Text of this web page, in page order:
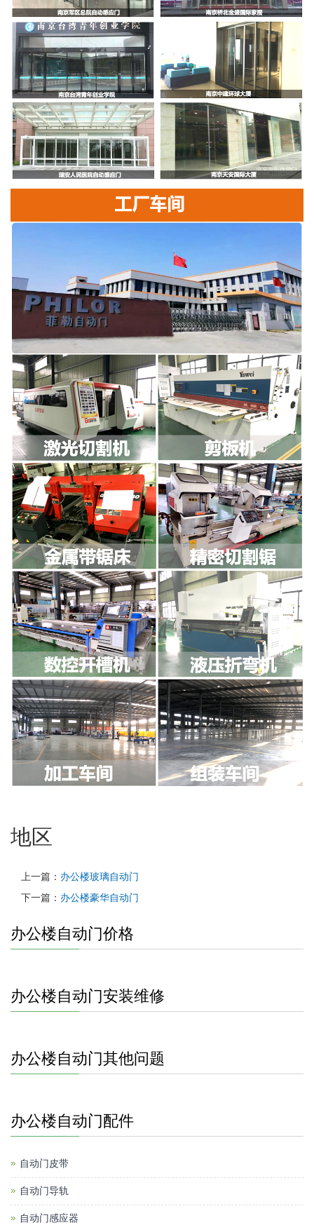
地区
上一篇： 办公楼玻璃自动门
下一篇： 办公楼豪华自动门
办公楼自动门价格
办公楼自动门安装维修
办公楼自动门其他问题
办公楼自动门配件
自动门皮带
自动门导轨
自动门感应器